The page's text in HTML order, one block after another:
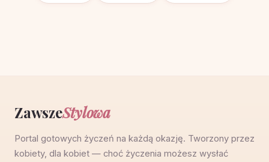
ZawszeStylowa
Portal gotowych życzeń na każdą okazję. Tworzony przez
kobiety, dla kobiet — choć życzenia możesz wysłać